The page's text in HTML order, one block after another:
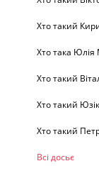
Хто такий
Хто така
Хто такий
Хто такий
Хто такий
Всі досьє